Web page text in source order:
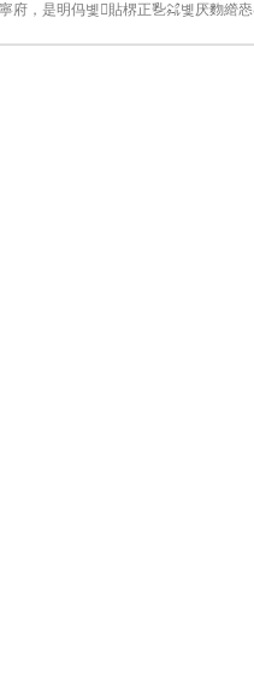
府，是明㐷볯貼楐正㐠㌶볯厌䴯